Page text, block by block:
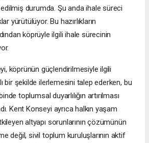
durumda. Şu anda ihale süreci
yürütülüyor. Bu hazırlıkların
köprüyle ilgili ihale sürecinin
köprünün güçlendirilmesiyle ilgili
bir şekilde ilerlemesini talep ederken, bu
toplumsal duyarlılığın artırılması
Kent Konseyi ayrıca halkın yaşam
altyapı sorunlarının çözümünün
değil, sivil toplum kuruluşlarının aktif